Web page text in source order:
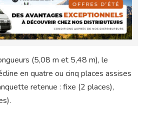
(5,08 m et 5,48 m), le
en quatre ou cinq places assises
retenue : fixe (2 places),